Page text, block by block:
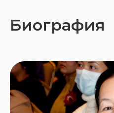
Биография